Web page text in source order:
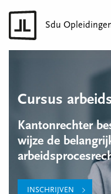
Sdu
Cursus
Kantonrechter
wijze de
INSCHRIJVEN